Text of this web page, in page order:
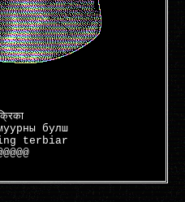
булш
terbiar